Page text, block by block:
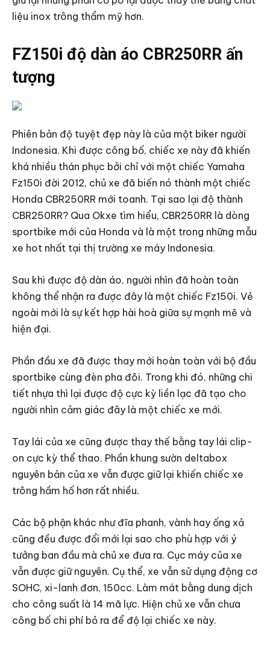
liệu inox trông thẩm mỹ hơn.
FZ150i độ dàn áo CBR250RR ấn
tượng
Phiên bản độ tuyệt đẹp này là của một biker người
Indonesia. Khi được công bố, chiếc xe này đã khiến
khá nhiều thán phục bởi chỉ với một chiếc Yamaha
Fz150i đời 2012, chủ xe đã biến nó thành một chiếc
Honda CBR250RR mới toanh. Tại sao lại độ thành
CBR250RR? Qua Okxe tìm hiểu, CBR250RR là dòng
sportbike mới của Honda và là một trong những mẫu
xe hot nhất tại thị trường xe máy Indonesia.
Sau khi được độ dàn áo, người nhìn đã hoàn toàn
không thể nhận ra được đây là một chiếc Fz150i. Vẻ
ngoài mới là sự kết hợp hài hoà giữa sự mạnh mẽ và
hiện đại.
Phần đầu xe đã được thay mới hoàn toàn với bộ đầu
sportbike cùng đèn pha đôi. Trong khi đó, những chi
tiết nhựa thì lại được độ cực kỳ liền lạc đã tạo cho
người nhìn cảm giác đây là một chiếc xe mới.
Tay lái của xe cũng được thay thế bằng tay lái clip-
on cực kỳ thể thao. Phần khung sườn deltabox
nguyên bản của xe vẫn được giữ lại khiến chiếc xe
trông hầm hố hơn rất nhiều.
Các bộ phận khác như đĩa phanh, vành hay ống xả
cũng đều được đổi mới lại sao cho phù hợp với ý
tưởng ban đầu mà chủ xe đưa ra. Cục máy của xe
vẫn được giữ nguyên. Cụ thể, xe vẫn sử dụng động cơ
SOHC, xi-lanh đơn, 150cc. Làm mát bằng dung dịch
cho công suất là 14 mã lực. Hiện chủ xe vẫn chưa
công bố chi phí bỏ ra để độ lại chiếc xe này.